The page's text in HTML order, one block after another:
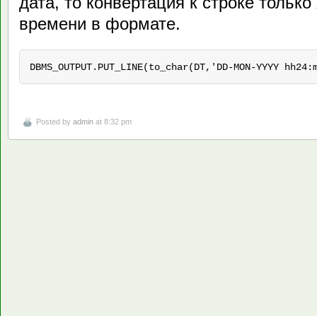
времени в формате.
DBMS_OUTPUT.PUT_LINE(to_char(DT,'DD-MON-YYYY
Posted by admin at 8:32 pm